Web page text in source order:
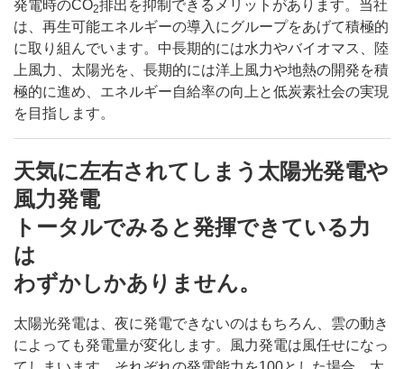
発電時のCO2排出を抑制できるメリットがあります。当社
は、再生可能エネルギーの導入にグループをあげて積極的
に取り組んでいます。中長期的には水力やバイオマス、陸
上風力、太陽光を、長期的には洋上風力や地熱の開発を積
極的に進め、エネルギー自給率の向上と低炭素社会の実現
を目指します。
天気に左右されてしまう太陽光発電や
風力発電
トータルでみると発揮できている力
は
わずかしかありません。
太陽光発電は、夜に発電できないのはもちろん、雲の動き
によっても発電量が変化します。風力発電は風任せになっ